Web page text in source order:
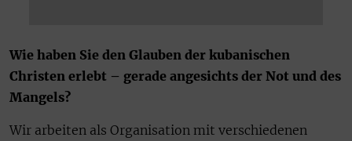
Wie haben Sie den Glauben der kubanischen
Christen erlebt – gerade angesichts der Not und des
Mangels?
Wir arbeiten als Organisation mit verschiedenen